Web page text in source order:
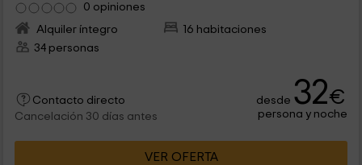
0 opiniones
Alquiler íntegro
16 habitaciones
34 personas
Contacto directo
Cancelación 30 días antes
desde 32€
persona y noche
VER OFERTA